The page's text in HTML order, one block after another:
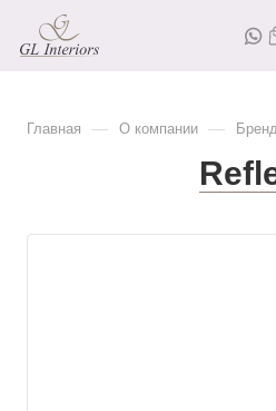
Главная — О компании —